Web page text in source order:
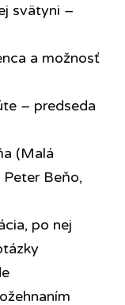
svätyni –
a možnosť
– predseda
(Malá
Beňo,
po nej